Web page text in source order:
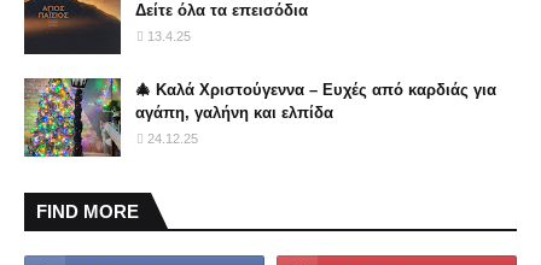
Δείτε όλα τα επεισόδια
13.4.25
🎄 Καλά Χριστούγεννα – Ευχές από καρδιάς για
αγάπη, γαλήνη και ελπίδα
24.12.25
FIND MORE